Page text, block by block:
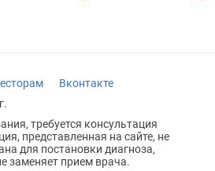
Вконтакте
требуется консультация
представленная на сайте, не
для постановки диагноза,
заменяет прием врача.